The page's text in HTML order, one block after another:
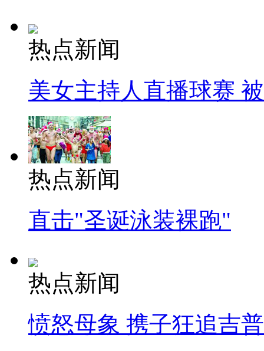
热点新闻
美女主持人直播球赛
热点新闻
直击"圣诞泳装裸跑"
热点新闻
愤怒母象 携子狂追吉